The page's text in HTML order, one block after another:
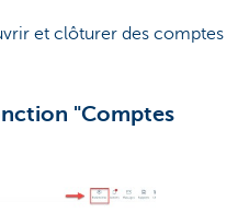
et clôturer des comptes
"Comptes